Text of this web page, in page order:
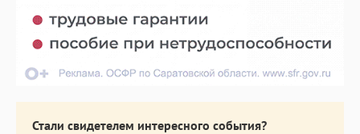
Стали свидетелем интересного события?